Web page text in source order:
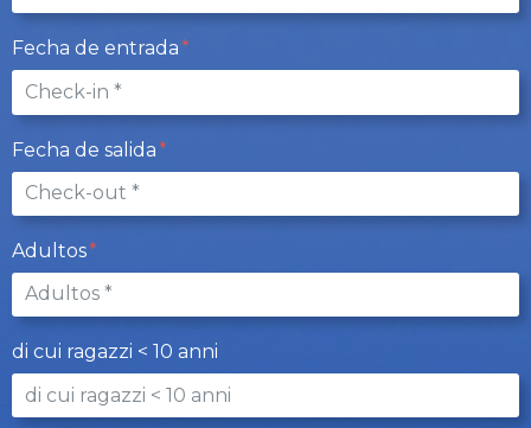
Fecha de entrada
Fecha de salida
Adultos
di cui ragazzi < 10 anni